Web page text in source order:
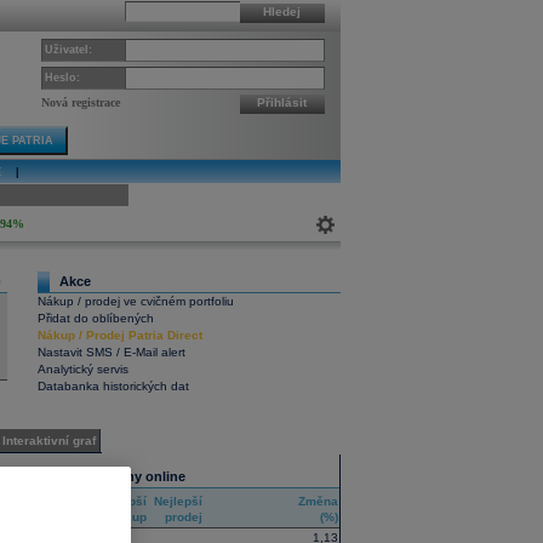
Hledej
Uživatel:
Heslo:
Nová registrace Přihlásit
PATRIA
Akce
Nákup / prodej ve cvičném portfoliu
Přidat do oblíbených
Nákup/ Prodej Patria Direct
Nastavit SMS / E-Mail alert
Analytický servis
Databanka historických dat
Interaktivní graf
Všechny trhy online
Nejlepší
nákup
Nejlepší
prodej
Změna
(%)
1,13